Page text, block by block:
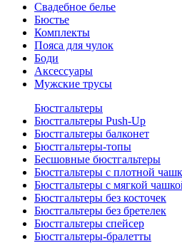
Свадебное белье
Бюстье
Комплекты
Пояса для чулок
Боди
Аксессуары
Мужские трусы
Бюстгальтеры
Бюстгальтеры Push-Up
Бюстгальтеры балконет
Бюстгальтеры-топы
Бесшовные бюстгальтеры
Бюстгальтеры с плотной
Бюстгальтеры с мягкой
Бюстгальтеры без косточек
Бюстгальтеры без бретелек
Бюстгальтеры спейсер
Бюстгальтеры-бралетты